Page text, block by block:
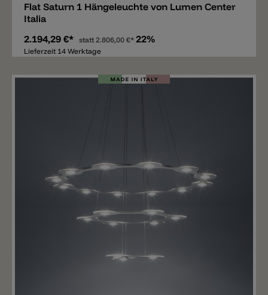
Flat Saturn 1 Hängeleuchte von Lumen Center
Italia
2.194,29 €* statt2.806,00 €* 22%
Lieferzeit 14 Werktage